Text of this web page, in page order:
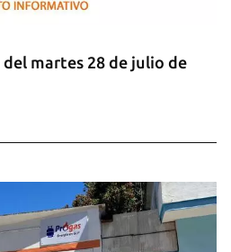
martes 28 de julio de